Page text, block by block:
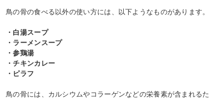
鳥の骨の食べる以外の使い方には、以下ようなものがあります。
・白湯スープ
・ラーメンスープ
・参鶏湯
・チキンカレー
・ピラフ
鳥の骨には、カルシウムやコラーゲンなどの栄養素が含まれるた